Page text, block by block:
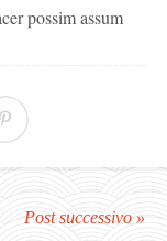
possim assum
Post successivo »